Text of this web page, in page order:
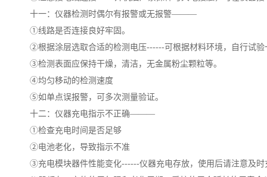
十一：仪器检测时偶尔有报警或无报警———
①线路是否连接良好牢固。
②根据涂层选取合适的检测电压------可根据材料环境，自行试
③检测表面应保持干燥，清洁，无金属粉尘颗粒等。
④均匀移动的检测速度
⑤如单点误报警，可多次测量验证。
十二：仪器充电指示不正确———
①检查充电时间是否足够
②电池老化，导致指示不准
③充电模块器件性能变化------仪器充电存放，使用后请注意及